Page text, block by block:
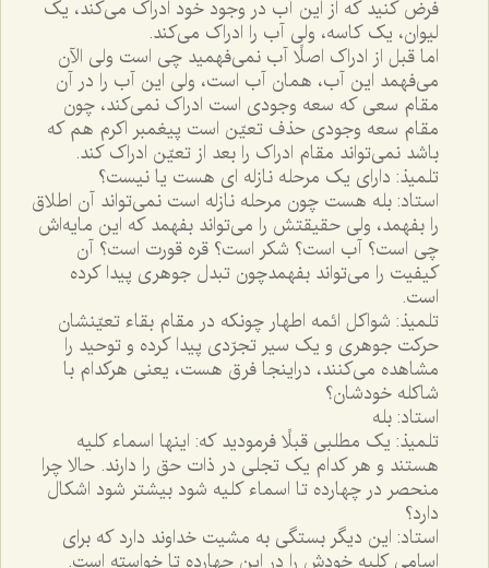
فرض کنيد که از اين آب در وجود خود ادراک مى‌کند، يک
ليوان، يک کاسه، ولى آب را ادراک مى‌کند.
اما قبل از ادراک اصلًا آب نمى‌فهميد چى است ولى الآن
مى‌فهمد اين آب، همان آب است، ولى اين آب را در آن
مقام سعى که سعه وجودى است ادراک نمى‌کند، چون
مقام سعه وجودى حذف تعيّن است پيغمبر اکرم هم که
باشد نمى‌تواند مقام ادراک را بعد از تعيّن ادراک کند.
تلميذ: داراى يک مرحله نازله اى هست يا نيست؟
استاد: بله هست چون مرحله نازله است نمى‌تواند آن اطلاق
را بفهمد، ولى حقيقتش را مى‌تواند بفهمد که اين مايه‌اش
چى است؟ آب است؟ شکر است؟ قره قورت است؟ آن
کيفيت را مى‌تواند بفهمدچون تبدل جوهرى پيدا کرده
است.
تلميذ: شواکل ائمه اطهار چونکه در مقام بقاء تعيّنشان
حرکت جوهرى و يک سير تجرّدى پيدا کرده و توحيد را
مشاهده مى‌کنند، دراينجا فرق هست، يعنى هرکدام با
شاکله خودشان؟
استاد: بله
تلميذ: يک مطلبى قبلًا فرموديد که: اينها اسماء کليه
هستند و هر کدام يک تجلى در ذات حق را دارند. حالا چرا
منحصر در چهارده تا اسماء کليه شود بيشتر شود اشکال
دارد؟
استاد: اين ديگر بستگى به مشيت خداوند دارد که براى
اسامى کليه خودش را در اين چهارده تا خواسته است.